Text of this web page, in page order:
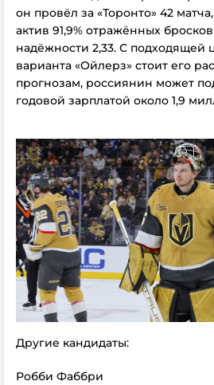
он провёл за «Торонто» 42
актив 91,9% отражённых
надёжности 2,33. С подходящей
варианта «Ойлерз» стоит его
прогнозам, россиянин может
годовой зарплатой около 1,9
Другие кандидаты:
Робби Фаббри